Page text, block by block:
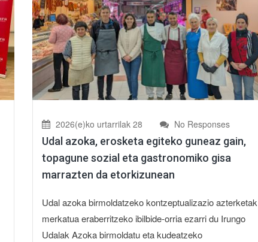
2026(e)ko urtarrilak 28 No Responses
Udal azoka, erosketa egiteko guneaz gain,
topagune sozial eta gastronomiko gisa
marrazten da etorkizunean
Udal azoka birmoldatzeko kontzeptualizazio azterketak
merkatua eraberritzeko ibilbide-orria ezarri du Irungo
Udalak Azoka birmoldatu eta kudeatzeko